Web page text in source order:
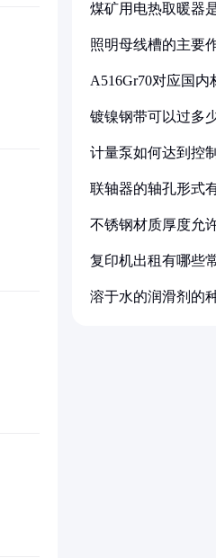
煤矿用电热取暖器
照明母线槽的主要
A516Gr70对应国
镀镍钢带可以过多
计量泵如何达到控
联轴器的轴孔形式
不锈钢材质厚度允
复印机出租有哪些
溶于水的润滑剂的